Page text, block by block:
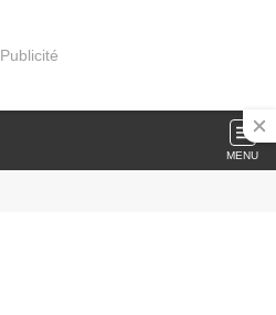
Publicité
MENU